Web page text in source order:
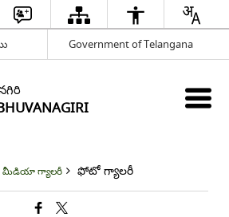
Government of Telangana
మీడియా గ్యాలరీ ఫోటో గ్యాలరీ